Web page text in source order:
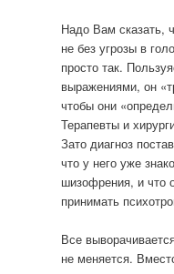
Надо Вам сказать,
не без угрозы в
просто так.
выражениями, он
чтобы они
Терапевты и
Зато диагноз
что у него уже
шизофрения, и что
принимать
Все
не меняется.